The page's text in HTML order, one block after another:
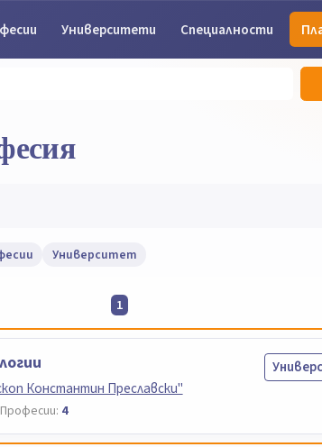
Университети Специалности
Университет
1
Константин Преславски"
Професии: 4